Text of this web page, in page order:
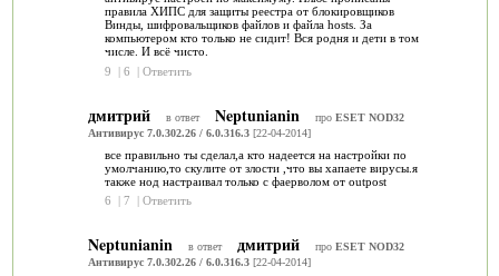
правила ХИПС для защиты реестра от блокировщиков
Винды, шифровальщиков файлов и файла hosts. За
компьютером кто только не сидит! Вся родня и дети в том
числе. И всё чисто.
9
| 6 | Ответить
дмитрий в ответ Neptunianin про ESET NOD32
Антивирус 7.0.302.26 / 6.0.316.3[22-04-2014]
все правильно ты сделал,а кто надеется на настройки по
умолчанию,то скулите от злости ,что вы хапаете вирусы.я
также нод настраивал только с фаерволом от outpost
6
| 7 | Ответить
Neptunianin в ответ дмитрий про ESET NOD32
Антивирус 7.0.302.26 / 6.0.316.3[22-04-2014]